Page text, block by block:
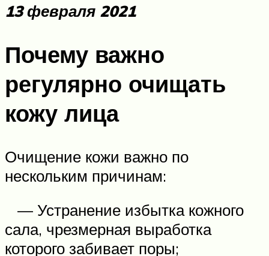
13 февраля 2021
Почему важно
регулярно очищать
кожу лица
Очищение кожи важно по
нескольким причинам:
— Устранение избытка кожного
сала, чрезмерная выработка
которого забивает поры;